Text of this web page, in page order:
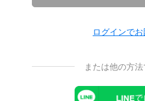
ログインで
または他の方